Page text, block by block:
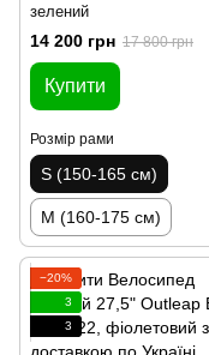
зелений
14 200 грн 17 800 грн
Купити
Розмір рами
S (150-165 см)
M (160-175 см)
−20%
3
3